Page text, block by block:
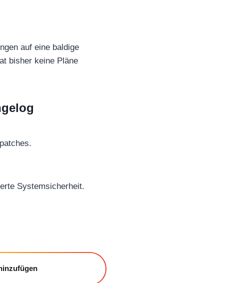
auf eine baldige
bisher keine Pläne
Systemsicherheit.